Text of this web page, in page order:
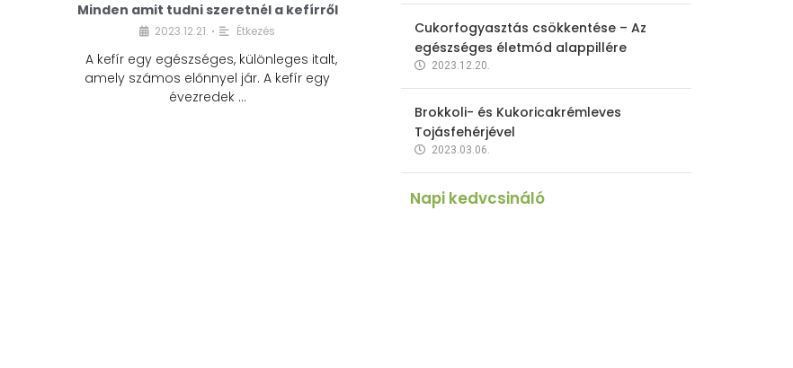
Minden amit tudni szeretnél a kefírről
2023.12.21. • Étkezés
A kefír egy egészséges, különleges italt,
amely számos előnnyel jár. A kefír egy
évezredek …
Cukorfogyasztás csökkentése – Az
egészséges életmód alappillére
2023.12.20.
Brokkoli- és Kukoricakrémleves
Tojásfehérjével
2023.03.06.
Napi kedvcsináló